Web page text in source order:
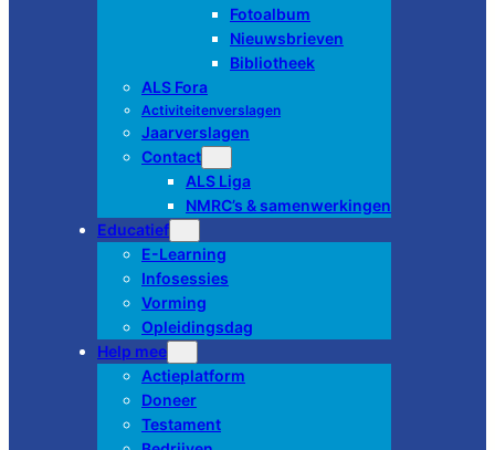
Fotoalbum
Nieuwsbrieven
Bibliotheek
ALS Fora
Activiteitenverslagen
Jaarverslagen
Contact
ALS Liga
NMRC’s & samenwerkingen
Educatief
E-Learning
Infosessies
Vorming
Opleidingsdag
Help mee
Actieplatform
Doneer
Testament